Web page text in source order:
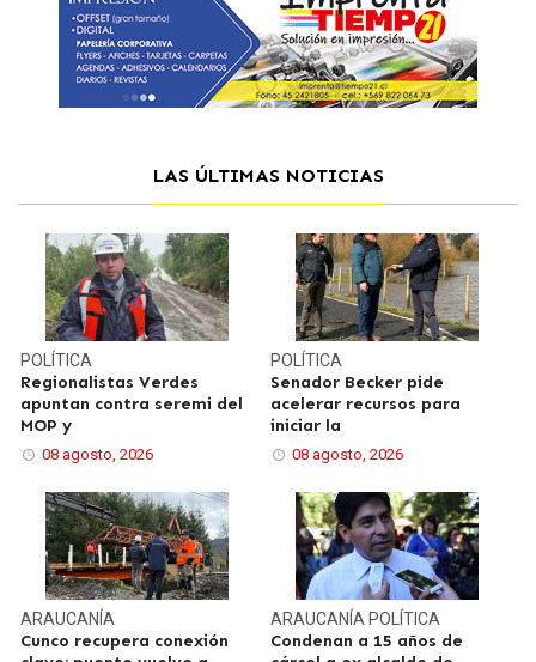
LAS ÚLTIMAS NOTICIAS
POLÍTICA
Regionalistas Verdes
apuntan contra seremi del
MOP y
08 agosto, 2026
POLÍTICA
Senador Becker pide
acelerar recursos para
iniciar la
08 agosto, 2026
ARAUCANÍA
Cunco recupera conexión
ARAUCANÍA POLÍTICA
Condenan a 15 años de